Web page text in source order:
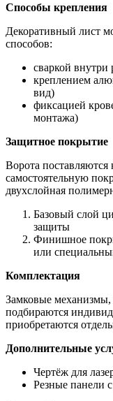
Способы крепления
Декоративный лист
способов:
сваркой внутри
креплением
вид)
фиксацией
монтажа)
Защитное покрытие
Ворота
самостоятельную
двухслойная
Базовый слой
защиты
Финишное
или
Комплектация
Замковые механизмы,
подбираются
приобретаются
Дополнительные
Чертёж для
Резные панели